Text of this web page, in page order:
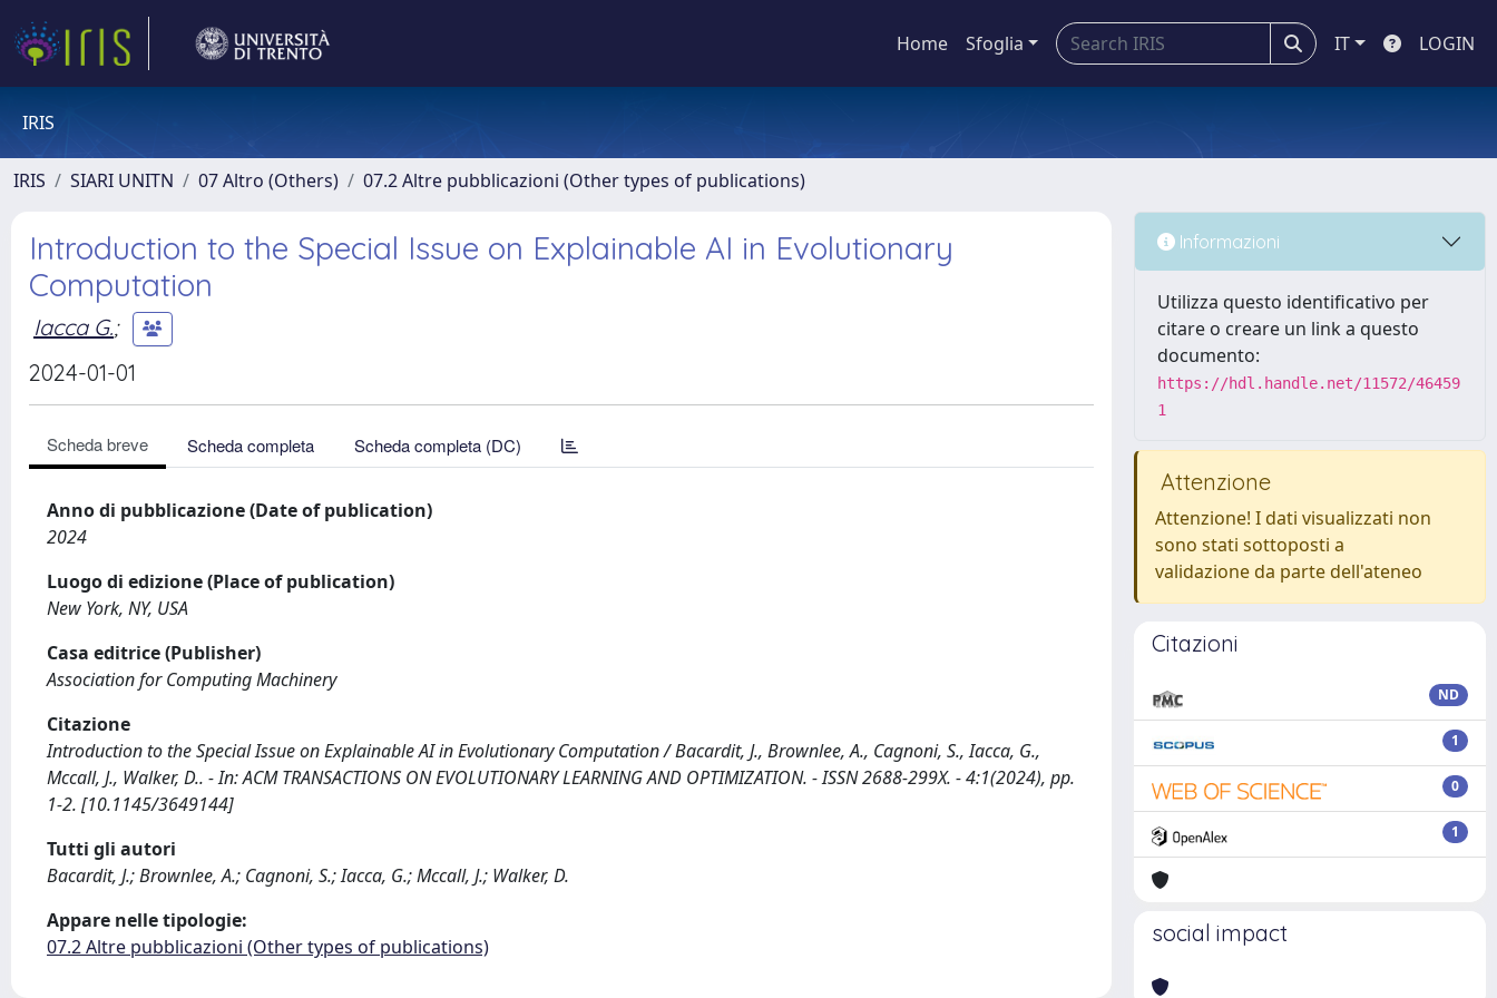
Home Sfoglia IT LOGIN
IRIS
IRIS SIARI UNITN 07 Altro (Others) 07.2 Altre pubblicazioni (Other types of publications)
Introduction to the Special Issue on Explainable AI in Evolutionary
Computation
Iacca G.;
2024-01-01
Scheda breve Scheda completa Scheda completa (DC)
Anno di pubblicazione (Date of publication)
2024
Luogo di edizione (Place of publication)
New York, NY, USA
Casa editrice (Publisher)
Association for Computing Machinery
Citazione
Introduction to the Special Issue on Explainable AI in Evolutionary Computation / Bacardit, J., Brownlee, A., Cagnoni, S., Iacca, G.,
Mccall, J., Walker, D.. - In: ACM TRANSACTIONS ON EVOLUTIONARY LEARNING AND OPTIMIZATION. - ISSN 2688-299X. - 4:1(2024), pp.
1-2. [10.1145/3649144]
Tutti gli autori
Bacardit, J.; Brownlee, A.; Cagnoni, S.; Iacca, G.; Mccall, J.; Walker, D.
Appare nelle tipologie:
07.2 Altre pubblicazioni (Other types of publications)
Informazioni
Utilizza questo identificativo per
citare o creare un link a questo
documento:
https://hdl.handle.net/11572/46459
1
Attenzione
Attenzione! I dati visualizzati non
sono stati sottoposti a
validazione da parte dell'ateneo
Citazioni
ND
1
0
1
social impact